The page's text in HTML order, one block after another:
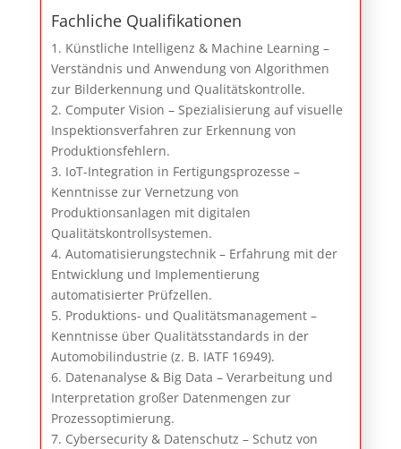
Fachliche Qualifikationen
1. Künstliche Intelligenz & Machine Learning –
Verständnis und Anwendung von Algorithmen
zur Bilderkennung und Qualitätskontrolle.
2. Computer Vision – Spezialisierung auf visuelle
Inspektionsverfahren zur Erkennung von
Produktionsfehlern.
3. IoT-Integration in Fertigungsprozesse –
Kenntnisse zur Vernetzung von
Produktionsanlagen mit digitalen
Qualitätskontrollsystemen.
4. Automatisierungstechnik – Erfahrung mit der
Entwicklung und Implementierung
automatisierter Prüfzellen.
5. Produktions- und Qualitätsmanagement –
Kenntnisse über Qualitätsstandards in der
Automobilindustrie (z. B. IATF 16949).
6. Datenanalyse & Big Data – Verarbeitung und
Interpretation großer Datenmengen zur
Prozessoptimierung.
7. Cybersecurity & Datenschutz – Schutz von